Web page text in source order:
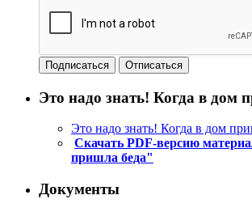
Это надо знать! Когда в дом
Это надо знать! Когда в дом
Скачать PDF-версию
пришла беда"
Документы